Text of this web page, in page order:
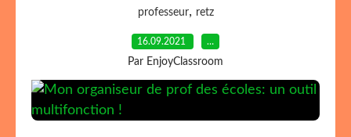
professeur, retz
16.09.2021 …
Par EnjoyClassroom